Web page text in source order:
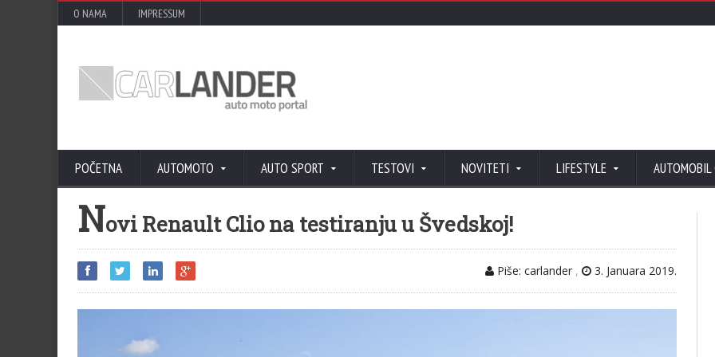
O NAMA IMPRESSUM
POČETNA AUTOMOTO AUTO SPORT TESTOVI NOVITETI LIFESTYLE AUTOMOBIL
Novi Renault Clio na testiranju u Švedskoj!
Piše: carlander , 3. Januara 2019.